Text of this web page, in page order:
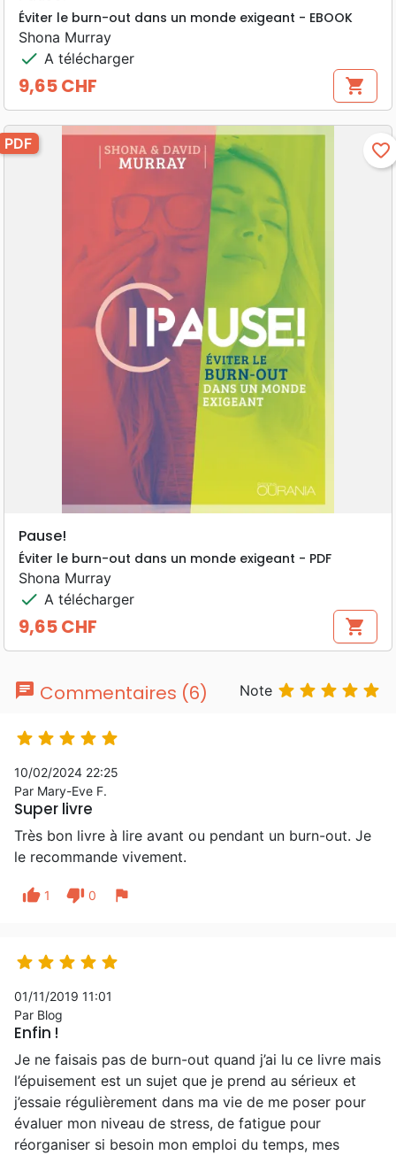
Éviter le burn-out dans un monde exigeant - EBOOK
Shona Murray
check A télécharger
Prix
9,65 CHF shopping_cart
PDF favorite_border
Pause!
Éviter le burn-out dans un monde exigeant - PDF
Shona Murray
check A télécharger
Prix
9,65 CHF shopping_cart
chat Commentaires (6) Note     
    
10/02/2024 22:25
Par Mary-Eve F.
Super livre
Très bon livre à lire avant ou pendant un burn-out. Je
le recommande vivement.
thumb_up 1 thumb_down 0 flag
    
01/11/2019 11:01
Par Blog
Enfin !
Je ne faisais pas de burn-out quand j’ai lu ce livre mais
l’épuisement est un sujet que je prend au sérieux et
j’essaie régulièrement dans ma vie de me poser pour
évaluer mon niveau de stress, de fatigue pour
réorganiser si besoin mon emploi du temps, mes